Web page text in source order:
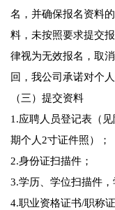
名，并确保报名资料
料，未按照要求提交
律视为无效报名，取
回，我公司承诺对个
（三）提交资料
1.应聘人员登记表（
期个人2寸证件照）；
2.身份证扫描件；
3.学历、学位扫描件
4.职业资格证书/职称